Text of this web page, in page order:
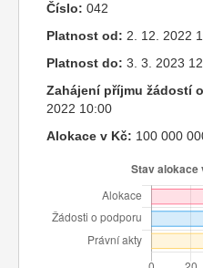
Číslo: 042
Platnost od: 2. 12. 2022
Platnost do: 3. 3. 2023
Zahájení příjmu žádostí
2022 10:00
Alokace v Kč: 100 000